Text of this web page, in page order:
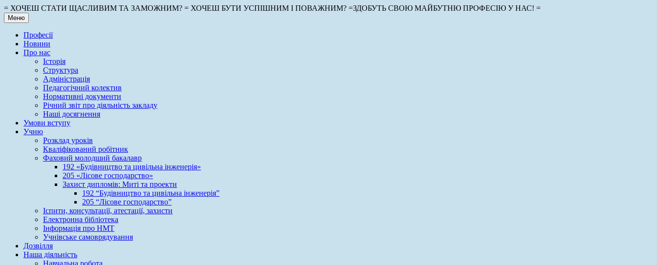
Перейти
до
вмісту
= ХОЧЕШ СТАТИ ЩАСЛИВИМ ТА ЗАМОЖНИМ? = ХОЧЕШ БУТИ УСПІШНИМ І ПОВАЖНИМ? =ЗДОБУТЬ СВОЮ МАЙБУТНЮ ПРОФЕСІЮ У НАС! =
Меню
Професії
Новини
Про нас
Історія
Структура
Адміністрація
Педагогічний колектив
Нормативні документи
Річний звіт про діяльність закладу
Наші досягнення
Умови вступу
Учню
Розклад уроків
Кваліфікований робітник
Фаховий молодший бакалавр
192 «Будівництво та цивільна інженерія»
205 «Лісове господарство»
Захист дипломів: Миті та проекти
192 “Будівництво та цивільна інженерія”
205 “Лісове господарство”
Іспити, консультації, атестації, захисти
Електронна бібліотека
Інформація про НМТ
Учнівське самоврядування
Дозвілля
Наша діяльність
Навчальна робота